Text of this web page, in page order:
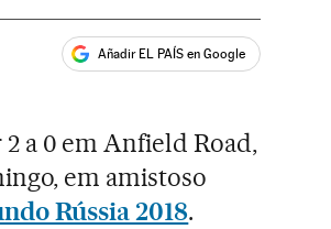
Añadir EL PAÍS en Google
a 0 em Anfield Road,
em amistoso
Rússia 2018.